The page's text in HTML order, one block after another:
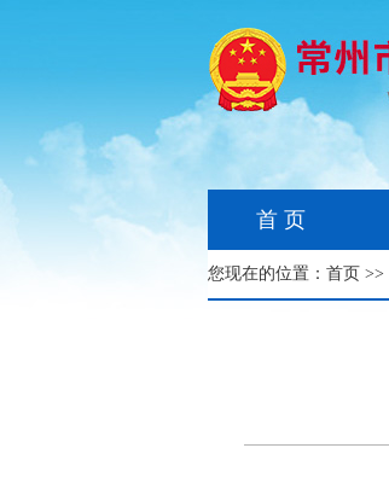
首 页
您现在的位置： 首页 >>